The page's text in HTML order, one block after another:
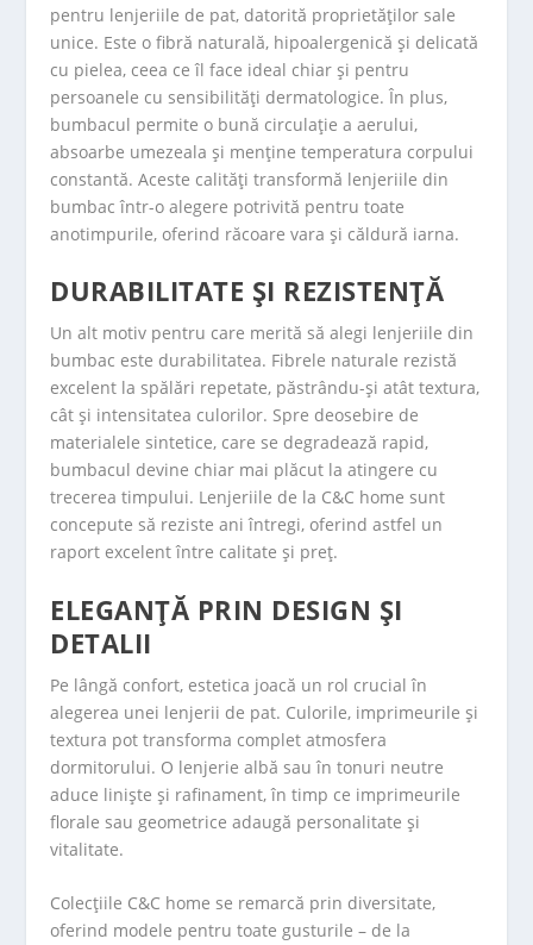
pentru lenjeriile de pat, datorită proprietăților sale
unice. Este o fibră naturală, hipoalergenică și delicată
cu pielea, ceea ce îl face ideal chiar și pentru
persoanele cu sensibilități dermatologice. În plus,
bumbacul permite o bună circulație a aerului,
absoarbe umezeala și menține temperatura corpului
constantă. Aceste calități transformă lenjeriile din
bumbac într-o alegere potrivită pentru toate
anotimpurile, oferind răcoare vara și căldură iarna.
DURABILITATE ȘI REZISTENȚĂ
Un alt motiv pentru care merită să alegi lenjeriile din
bumbac este durabilitatea. Fibrele naturale rezistă
excelent la spălări repetate, păstrându-și atât textura,
cât și intensitatea culorilor. Spre deosebire de
materialele sintetice, care se degradează rapid,
bumbacul devine chiar mai plăcut la atingere cu
trecerea timpului. Lenjeriile de la C&C home sunt
concepute să reziste ani întregi, oferind astfel un
raport excelent între calitate și preț.
ELEGANȚĂ PRIN DESIGN ȘI
DETALII
Pe lângă confort, estetica joacă un rol crucial în
alegerea unei lenjerii de pat. Culorile, imprimeurile și
textura pot transforma complet atmosfera
dormitorului. O lenjerie albă sau în tonuri neutre
aduce liniște și rafinament, în timp ce imprimeurile
florale sau geometrice adaugă personalitate și
vitalitate.
Colecțiile C&C home se remarcă prin diversitate,
oferind modele pentru toate gusturile – de la